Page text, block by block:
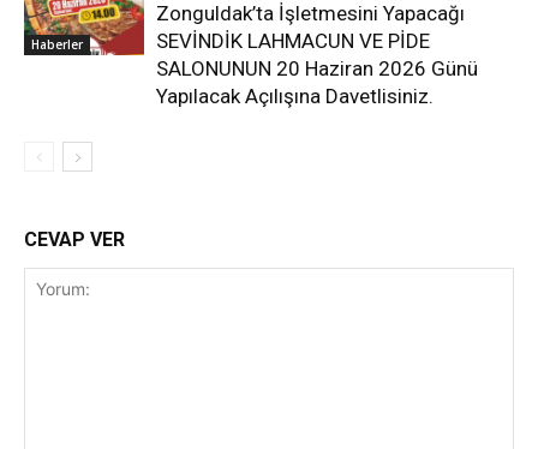
Haberler
Zonguldak’ta İşletmesini Yapacağı
SEVİNDİK LAHMACUN VE PİDE
SALONUNUN 20 Haziran 2026 Günü
Yapılacak Açılışına Davetlisiniz.
CEVAP VER